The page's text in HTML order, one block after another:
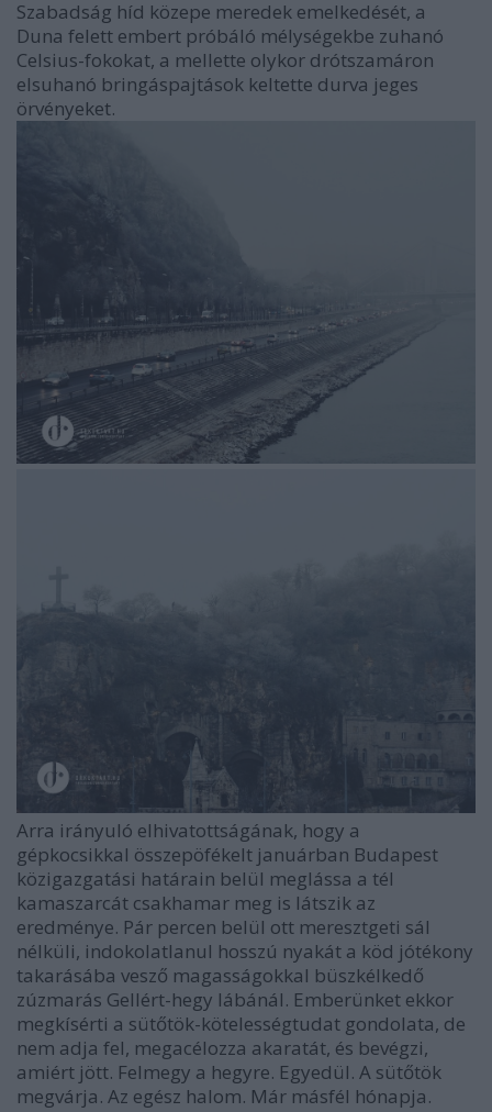
Szabadság híd közepe meredek emelkedését, a
Duna felett embert próbáló mélységekbe zuhanó
Celsius-fokokat, a mellette olykor drótszamáron
elsuhanó bringáspajtások keltette durva jeges
örvényeket.
Arra irányuló elhivatottságának, hogy a
gépkocsikkal összepöfékelt januárban Budapest
közigazgatási határain belül meglássa a tél
kamaszarcát csakhamar meg is látszik az
eredménye. Pár percen belül ott meresztgeti sál
nélküli, indokolatlanul hosszú nyakát a köd jótékony
takarásába vesző magasságokkal büszkélkedő
zúzmarás Gellért-hegy lábánál. Emberünket ekkor
megkísérti a sütőtök-kötelességtudat gondolata, de
nem adja fel, megacélozza akaratát, és bevégzi,
amiért jött. Felmegy a hegyre. Egyedül. A sütőtök
megvárja. Az egész halom. Már másfél hónapja.